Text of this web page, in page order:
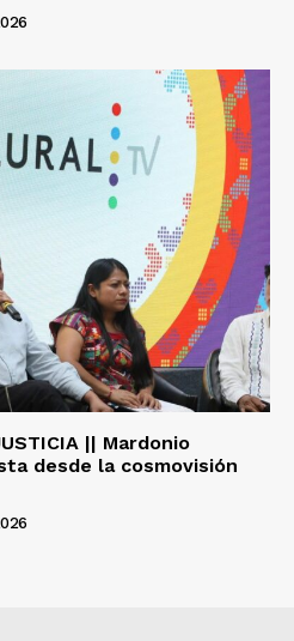
|| Mardonio
desde la cosmovisión